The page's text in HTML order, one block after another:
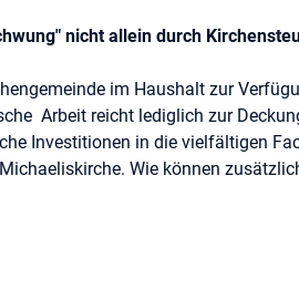
nicht allein durch
im Haushalt zur
Arbeit reicht lediglich zur
Investitionen in die vielfältigen
Wie können